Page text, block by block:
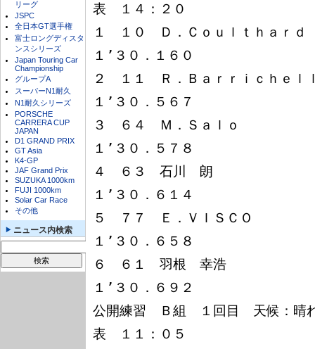
リーグ
JSPC
全日本GT選手権
富士ロングディスタ
ンスシリーズ
Japan Touring Car
Championship
グループA
スーパーN1耐久
N1耐久シリーズ
PORSCHE
CARRERA CUP
JAPAN
D1 GRAND PRIX
GT Asia
K4-GP
JAF Grand Prix
SUZUKA 1000km
FUJI 1000km
Solar Car Race
その他
ニュース内検索
表　１４：２０
１　１０　Ｄ．Ｃｏｕｌｔｈａ
１’３０．１６０
２　１１　Ｒ．Ｂａｒｒｉｃｈ
１’３０．５６７
３　６４　Ｍ．Ｓａｌｏ　　　
１’３０．５７８
４　６３　石川　朗　　　　　
１’３０．６１４
５　７７　Ｅ．ＶＩＳＣＯ　　　
１’３０．６５８
６　６１　羽根　幸浩　　　　　
１’３０．６９２
公開練習　Ｂ組　１回目　天候：晴
表　１１：０５